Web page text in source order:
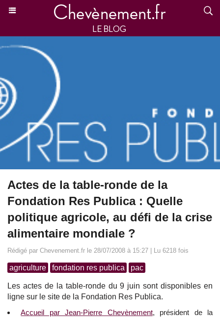
Actes de la table-ronde de la
Fondation Res Publica : Quelle
politique agricole, au défi de la crise
alimentaire mondiale ?
Rédigé par Chevenement.fr le 28/07/2008 à 15:27 | Lu 6218 fois
agriculture fondation res publica pac
Les actes de la table-ronde du 9 juin sont disponibles en
ligne sur le site de la Fondation Res Publica.
Accueil par Jean-Pierre Chevènement, président de la